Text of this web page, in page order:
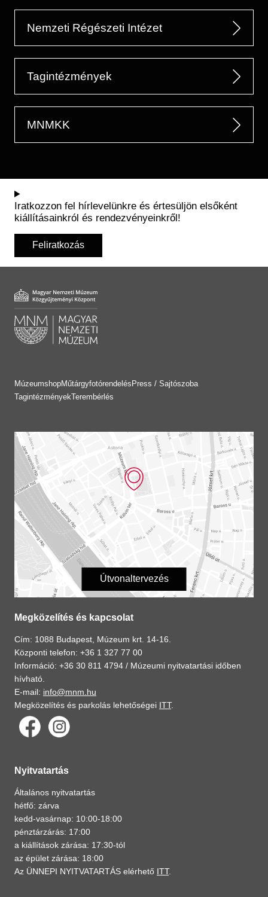
Nemzeti Régészeti Intézet
Tagintézmények
MNMKK
Iratkozzon fel hírlevelünkre és értesüljön elsőként
kiállításainkról és rendezvényeinkről!
Feliratkozás
MúzeumshopMűtárgyfotórendelés Press / Sajtószoba
TagintézményekTerembérlés
Útvonaltervezés
Megközelítés és kapcsolat
Cím: 1088 Budapest, Múzeum krt. 14-16.
Központi telefon: +36 1 327 77 00
Információ: +36 30 811 4794 / Múzeumi nyitvatartási időben
hívható.
E-mail: info@mnm.hu
Megközelítés és parkolás lehetőségei ITT.
Nyitvatartás
Általános nyitvatartás
hétfő: zárva
kedd-vasárnap: 10:00-18:00
pénztárzárás: 17:00
a kiállítások zárása: 17:30-tól
az épület zárása: 18:00
Az ÜNNEPI NYITVATARTÁS elérhető ITT.